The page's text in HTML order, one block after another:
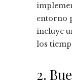
entorno
incluye
los
2.